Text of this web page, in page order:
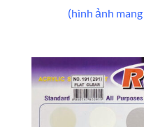
(hình ảnh